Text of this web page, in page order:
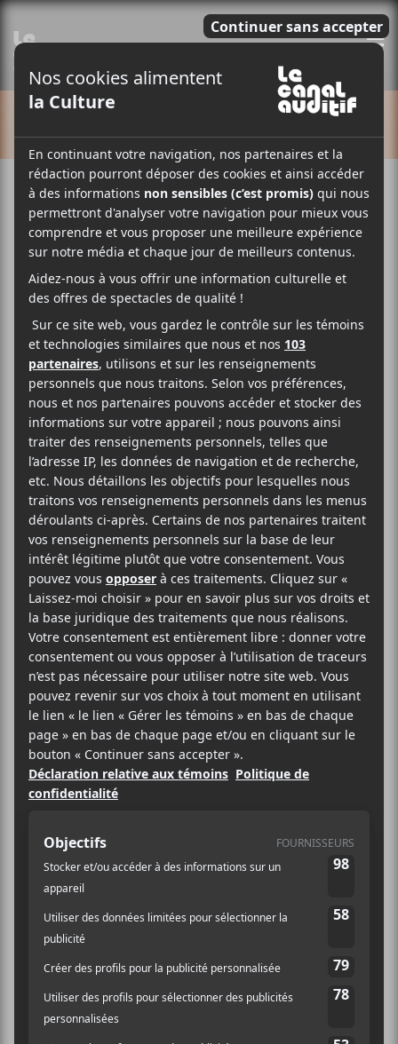
Cet évènement est passé.
Bob Weir et Wolf Bros | Concert
virtuel en direct
2021-04-24 @ 21:00-23:0019,99$
Bob Weir – Don Was – Jay Lane AVEC Jeff
Chimenti, Greg Leisz et The Wolf Pack. En direct du
TRI Studios.
Achetez tôt, les prix augmenteront le jour du
spectacle! Reprise disponible jusqu’au 26/04 à
23h59 (Heure du Pacifique).
AJOUTER AU CALENDRIER
DÉTAILS
Date :
2021-04-24
Heure :
Prix :
19,99$
Catégorie
d’Évènement:
Spectacle
Évènement Tags:
Bros
Site :
ORGANISATEUR
Fans.live
Voir le site Organisateur